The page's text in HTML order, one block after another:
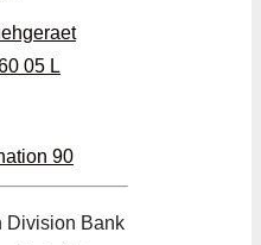
05 L
90
Division Bank